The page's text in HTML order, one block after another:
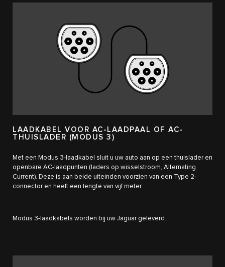
LAADKABEL VOOR AC-LAADPAAL OF AC-
THUISLADER (MODUS 3)
Met een Modus 3-laadkabel sluit u uw auto aan op een thuislader en
openbare AC-laadpunten (laders op wisselstroom, Alternating
Current). Deze is aan beide uiteinden voorzien van een Type 2-
connector en heeft een lengte van vijf meter.
Modus 3-laadkabels worden bij uw Jaguar geleverd.